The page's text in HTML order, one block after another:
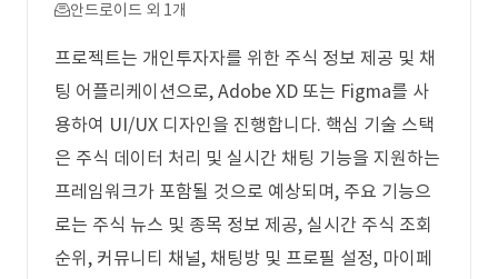
안드로이드 외 1개
프로젝트는 개인투자자를 위한 주식 정보 제공 및 채
팅 어플리케이션으로, Adobe XD 또는 Figma를 사
용하여 UI/UX 디자인을 진행합니다. 핵심 기술 스택
은 주식 데이터 처리 및 실시간 채팅 기능을 지원하는
프레임워크가 포함될 것으로 예상되며, 주요 기능으
로는 주식 뉴스 및 종목 정보 제공, 실시간 주식 조회
순위, 커뮤니티 채널, 채팅방 및 프로필 설정, 마이페